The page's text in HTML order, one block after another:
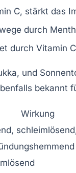
C, stärkt das
durch
durch Vitamin
, und
bekannt
Wirkung